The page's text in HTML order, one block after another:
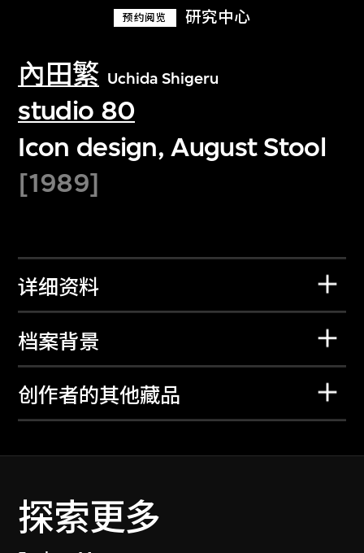
预约阅览 研究中心
內田繁 Uchida Shigeru
studio 80
Icon design, August Stool
[1989]
详细资料
档案背景
创作者的其他藏品
探索更多
探索世界顶级的二十及二十一世纪视觉
文化藏品。